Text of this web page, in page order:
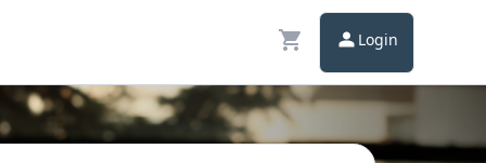
Login